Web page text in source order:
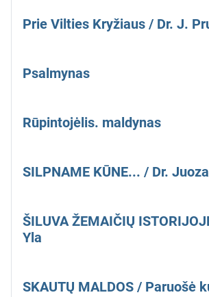
Prie Vilties Kryžiaus / Dr. J.
Psalmynas
Rūpintojėlis. maldynas
SILPNAME KŪNE... / Dr.
ŠILUVA ŽEMAIČIŲ
Yla
SKAUTŲ MALDOS / Paruošė